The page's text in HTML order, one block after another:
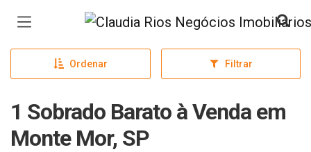
Página inicial
Ordenar Filtrar
1 Sobrado Barato à Venda em
Monte Mor, SP